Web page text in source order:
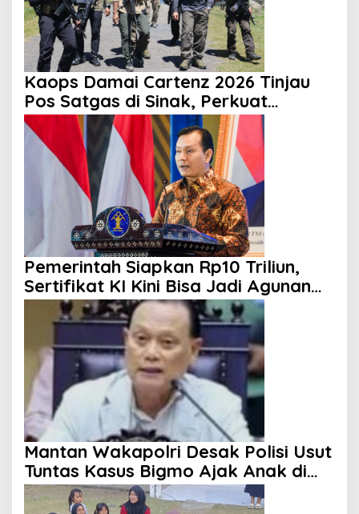
Kaops Damai Cartenz 2026 Tinjau
Pos Satgas di Sinak, Perkuat
Pendekatan Humanis kepada
Masyarakat
Pemerintah Siapkan Rp10 Triliun,
Sertifikat KI Kini Bisa Jadi Agunan
KUR
Mantan Wakapolri Desak Polisi Usut
Tuntas Kasus Bigmo Ajak Anak di
Bawah Umur Promosikan Vape